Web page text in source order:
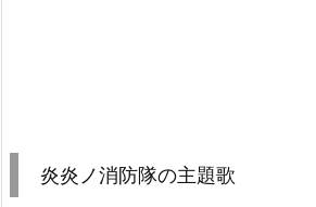
炎炎ノ消防隊の主題歌